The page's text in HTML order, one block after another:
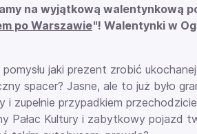
na wyjątkową walentynkową
po Warszawie"! Walentynki w
pomysłu jaki prezent zrobić
spacer? Jasne, ale to już było
i zupełnie przypadkiem
Pałac Kultury i zabytkowy pojazd